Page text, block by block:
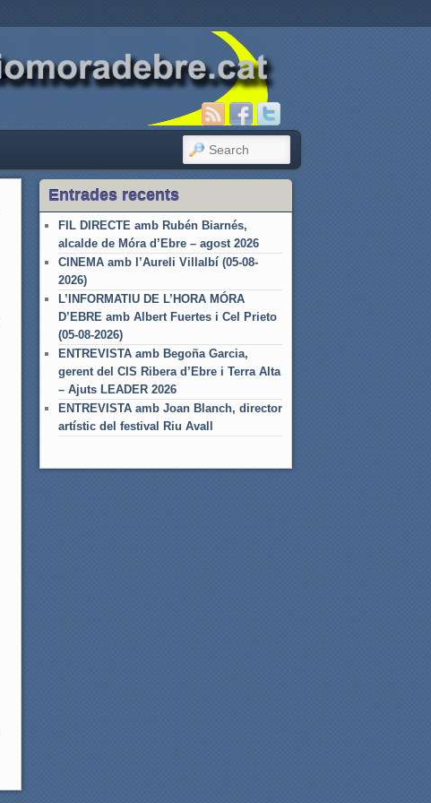
SEARCH
Entrades recents
FIL DIRECTE amb Rubén Biarnés,
alcalde de Móra d’Ebre – agost 2026
CINEMA amb l’Aureli Villalbí (05-08-
2026)
L’INFORMATIU DE L’HORA MÓRA
D’EBRE amb Albert Fuertes i Cel Prieto
(05-08-2026)
ENTREVISTA amb Begoña Garcia,
gerent del CIS Ribera d’Ebre i Terra Alta
– Ajuts LEADER 2026
ENTREVISTA amb Joan Blanch, director
artístic del festival Riu Avall